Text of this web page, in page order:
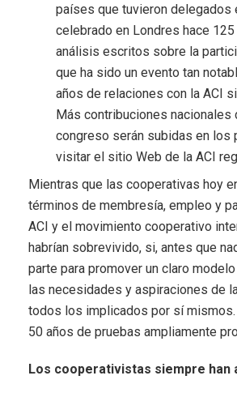
países que tuvieron delegados
celebrado en Londres hace
análisis escritos sobre la
que ha sido un evento tan
años de relaciones con la ACI
Más contribuciones
congreso serán subidas en los
visitar el sitio Web de la ACI
Mientras que las cooperativas hoy
términos de membresía, empleo y
ACI y el movimiento cooperativo
habrían sobrevivido, si, antes que
parte para promover un claro
las necesidades y aspiraciones de
todos los implicados por sí mismos.
50 años de pruebas ampliamente
Los cooperativistas siempre han